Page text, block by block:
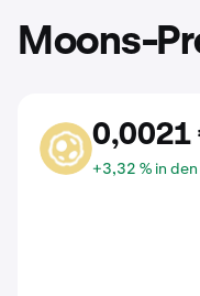
Moons-
MOON 0,0021
+3,32 % in